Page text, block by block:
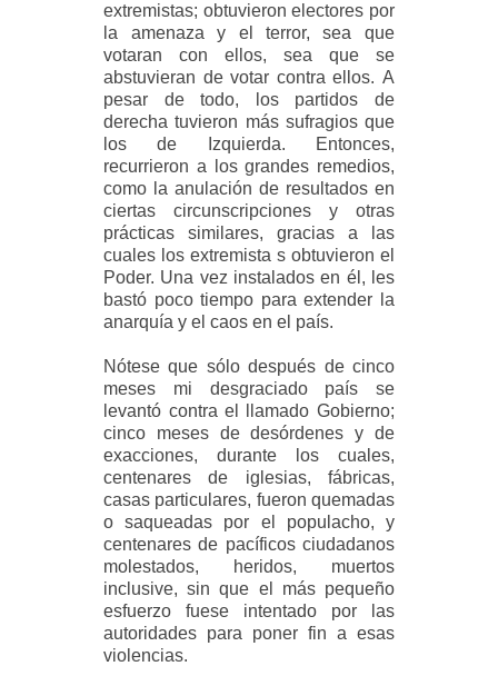
extremistas; obtuvieron electores por
la amenaza y el terror, sea que
votaran con ellos, sea que se
abstuvieran de votar contra ellos. A
pesar de todo, los partidos de
derecha tuvieron más sufragios que
los de Izquierda. Entonces,
recurrieron a los grandes remedios,
como la anulación de resultados en
ciertas circunscripciones y otras
prácticas similares, gracias a las
cuales los extremista s obtuvieron el
Poder. Una vez instalados en él, les
bastó poco tiempo para extender la
anarquía y el caos en el país.
Nótese que sólo después de cinco
meses mi desgraciado país se
levantó contra el llamado Gobierno;
cinco meses de desórdenes y de
exacciones, durante los cuales,
centenares de iglesias, fábricas,
casas particulares, fueron quemadas
o saqueadas por el populacho, y
centenares de pacíficos ciudadanos
molestados, heridos, muertos
inclusive, sin que el más pequeño
esfuerzo fuese intentado por las
autoridades para poner fin a esas
violencias.